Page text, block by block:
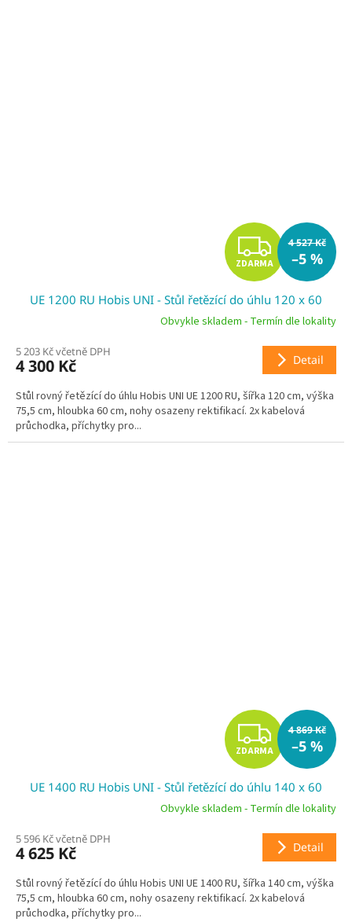
Z
D
A
R
M
A
ZDARMA
4 527 Kč
–5 %
UE 1200 RU Hobis UNI - Stůl řetězící do úhlu 120 x 60
Obvykle skladem - Termín dle lokality
5 203 Kč včetně DPH
4 300 Kč Detail
Stůl rovný řetězící do úhlu Hobis UNI UE 1200 RU, šířka 120 cm, výška
75,5 cm, hloubka 60 cm, nohy osazeny rektifikací. 2x kabelová
průchodka, příchytky pro...
Z
D
A
R
M
A
ZDARMA
4 869 Kč
–5 %
UE 1400 RU Hobis UNI - Stůl řetězící do úhlu 140 x 60
Obvykle skladem - Termín dle lokality
5 596 Kč včetně DPH
4 625 Kč Detail
Stůl rovný řetězící do úhlu Hobis UNI UE 1400 RU, šířka 140 cm, výška
75,5 cm, hloubka 60 cm, nohy osazeny rektifikací. 2x kabelová
průchodka, příchytky pro...